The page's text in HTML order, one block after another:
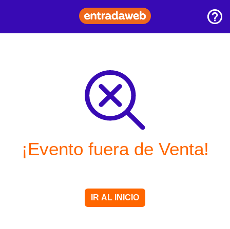
¡Evento fuera de Venta!
IR AL INICIO